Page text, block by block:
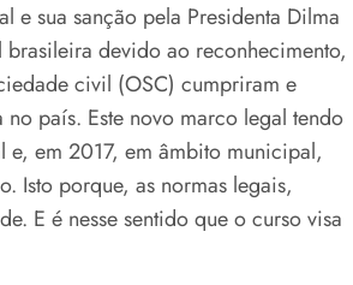
e sua sanção pela Presidenta Dilma
devido ao reconhecimento,
civil (OSC) cumpriram e
país. Este novo marco legal tendo
em 2017, em âmbito municipal,
Isto porque, as normas legais,
E é nesse sentido que o curso visa